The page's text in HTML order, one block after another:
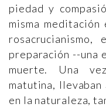
piedad y
misma
rosacrucianismo,
preparación --una
muerte. Una
matutina, llevaban
en la naturaleza,